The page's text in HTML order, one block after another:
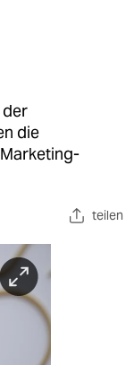
der
die
teilen